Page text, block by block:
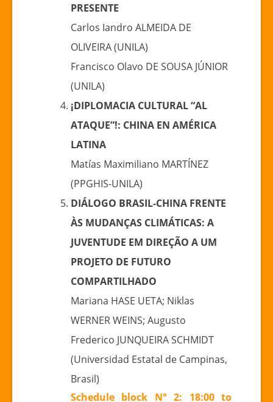
PRESENTE
Carlos Iandro ALMEIDA DE
OLIVEIRA (UNILA)
Francisco Olavo DE SOUSA JÚNIOR
(UNILA)
¡DIPLOMACIA CULTURAL “AL
ATAQUE”!: CHINA EN AMÉRICA
LATINA
Matías Maximiliano MARTÍNEZ
(PPGHIS-UNILA)
DIÁLOGO BRASIL-CHINA FRENTE
ÀS MUDANÇAS CLIMÁTICAS: A
JUVENTUDE EM DIREÇÃO A UM
PROJETO DE FUTURO
COMPARTILHADO
Mariana HASE UETA; Niklas
WERNER WEINS; Augusto
Frederico JUNQUEIRA SCHMIDT
(Universidad Estatal de Campinas,
Brasil)
Schedule block N° 2: 18:00 to